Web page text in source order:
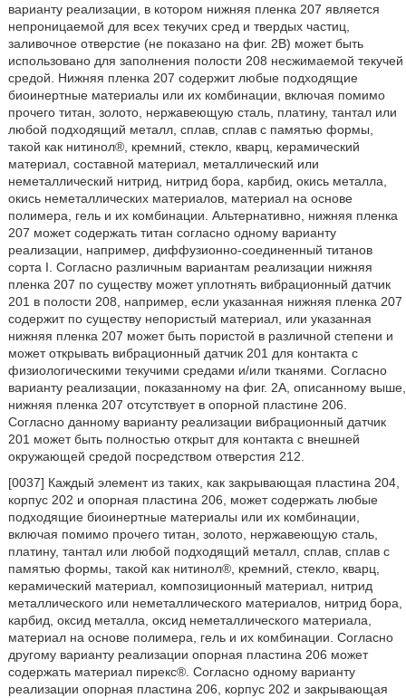
варианту реализации, в котором нижняя пленка 207 является
непроницаемой для всех текучих сред и твердых частиц,
заливочное отверстие (не показано на фиг. 2B) может быть
использовано для заполнения полости 208 несжимаемой текучей
средой. Нижняя пленка 207 содержит любые подходящие
биоинертные материалы или их комбинации, включая помимо
прочего титан, золото, нержавеющую сталь, платину, тантал или
любой подходящий металл, сплав, сплав с памятью формы,
такой как нитинол®, кремний, стекло, кварц, керамический
материал, составной материал, металлический или
неметаллический нитрид, нитрид бора, карбид, окись металла,
окись неметаллических материалов, материал на основе
полимера, гель и их комбинации. Альтернативно, нижняя пленка
207 может содержать титан согласно одному варианту
реализации, например, диффузионно-соединенный титанов
сорта I. Согласно различным вариантам реализации нижняя
пленка 207 по существу может уплотнять вибрационный датчик
201 в полости 208, например, если указанная нижняя пленка 207
содержит по существу непористый материал, или указанная
нижняя пленка 207 может быть пористой в различной степени и
может открывать вибрационный датчик 201 для контакта с
физиологическими текучими средами и/или тканями. Согласно
варианту реализации, показанному на фиг. 2А, описанному выше,
нижняя пленка 207 отсутствует в опорной пластине 206.
Согласно данному варианту реализации вибрационный датчик
201 может быть полностью открыт для контакта с внешней
окружающей средой посредством отверстия 212.
[0037] Каждый элемент из таких, как закрывающая пластина 204,
корпус 202 и опорная пластина 206, может содержать любые
подходящие биоинертные материалы или их комбинации,
включая помимо прочего титан, золото, нержавеющую сталь,
платину, тантал или любой подходящий металл, сплав, сплав с
памятью формы, такой как нитинол®, кремний, стекло, кварц,
керамический материал, композиционный материал, нитрид
металлического или неметаллического материалов, нитрид бора,
карбид, оксид металла, оксид неметаллического материала,
материал на основе полимера, гель и их комбинации. Согласно
другому варианту реализации опорная пластина 206 может
содержать материал пирекс®. Согласно одному варианту
реализации опорная пластина 206, корпус 202 и закрывающая